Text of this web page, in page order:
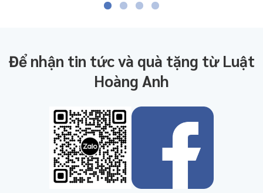
Để nhận tin tức và quà tặng từ Luật
Hoàng Anh